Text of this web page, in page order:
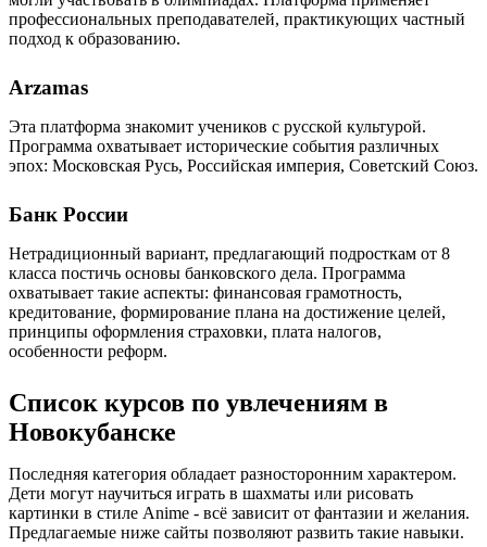
профессиональных преподавателей, практикующих частный
подход к образованию.
Arzamas
Эта платформа знакомит учеников с русской культурой.
Программа охватывает исторические события различных
эпох: Московская Русь, Российская империя, Советский Союз.
Банк России
Нетрадиционный вариант, предлагающий подросткам от 8
класса постичь основы банковского дела. Программа
охватывает такие аспекты: финансовая грамотность,
кредитование, формирование плана на достижение целей,
принципы оформления страховки, плата налогов,
особенности реформ.
Список курсов по увлечениям в
Новокубанске
Последняя категория обладает разносторонним характером.
Дети могут научиться играть в шахматы или рисовать
картинки в стиле Anime - всё зависит от фантазии и желания.
Предлагаемые ниже сайты позволяют развить такие навыки.